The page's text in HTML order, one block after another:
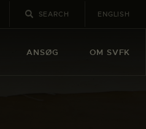
ENGLISH
ANSØG OM SVFK